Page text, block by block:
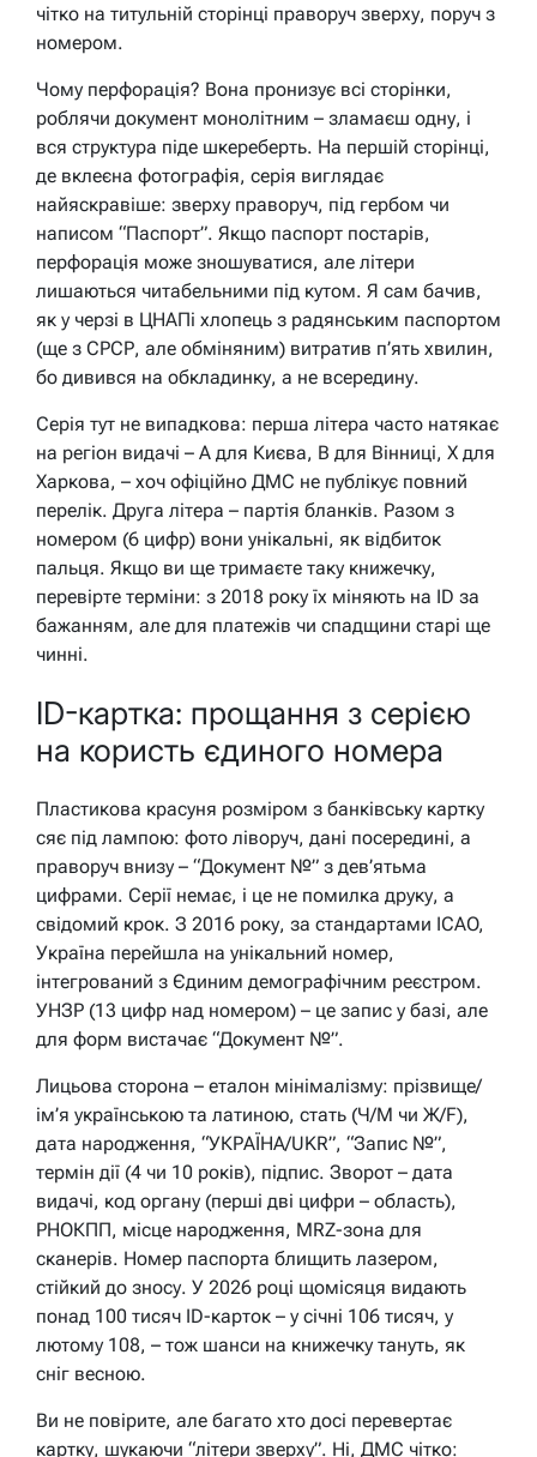
чітко на титульній сторінці праворуч зверху, поруч з
номером.
Чому перфорація? Вона пронизує всі сторінки,
роблячи документ монолітним – зламаєш одну, і
вся структура піде шкереберть. На першій сторінці,
де вклеєна фотографія, серія виглядає
найяскравіше: зверху праворуч, під гербом чи
написом “Паспорт”. Якщо паспорт постарів,
перфорація може зношуватися, але літери
лишаються читабельними під кутом. Я сам бачив,
як у черзі в ЦНАПі хлопець з радянським паспортом
(ще з СРСР, але обміняним) витратив п’ять хвилин,
бо дивився на обкладинку, а не всередину.
Серія тут не випадкова: перша літера часто натякає
на регіон видачі – А для Києва, В для Вінниці, Х для
Харкова, – хоч офіційно ДМС не публікує повний
перелік. Друга літера – партія бланків. Разом з
номером (6 цифр) вони унікальні, як відбиток
пальця. Якщо ви ще тримаєте таку книжечку,
перевірте терміни: з 2018 року їх міняють на ID за
бажанням, але для платежів чи спадщини старі ще
чинні.
ID-картка: прощання з серією
на користь єдиного номера
Пластикова красуня розміром з банківську картку
сяє під лампою: фото ліворуч, дані посередині, а
праворуч внизу – “Документ №” з дев’ятьма
цифрами. Серії немає, і це не помилка друку, а
свідомий крок. З 2016 року, за стандартами ICAO,
Україна перейшла на унікальний номер,
інтегрований з Єдиним демографічним реєстром.
УНЗР (13 цифр над номером) – це запис у базі, але
для форм вистачає “Документ №”.
Лицьова сторона – еталон мінімалізму: прізвище/
ім’я українською та латиною, стать (Ч/М чи Ж/F),
дата народження, “УКРАЇНА/UKR”, “Запис №”,
термін дії (4 чи 10 років), підпис. Зворот – дата
видачі, код органу (перші дві цифри – область),
РНОКПП, місце народження, MRZ-зона для
сканерів. Номер паспорта блищить лазером,
стійкий до зносу. У 2026 році щомісяця видають
понад 100 тисяч ID-карток – у січні 106 тисяч, у
лютому 108, – тож шанси на книжечку тануть, як
сніг весною.
Ви не повірите, але багато хто досі перевертає
картку, шукаючи “літери зверху”. Ні, ДМС чітко: